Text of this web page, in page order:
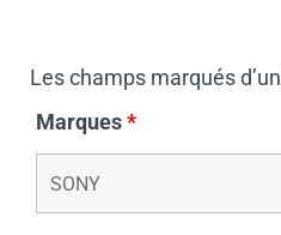
Les champs marqués d’un
Marques*